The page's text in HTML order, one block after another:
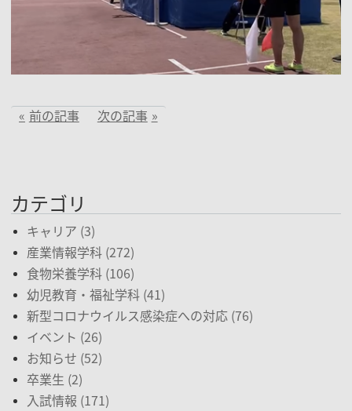
前の記事 次の記事
カテゴリ
キャリア (3)
産業情報学科 (272)
食物栄養学科 (106)
幼児教育・福祉学科 (41)
新型コロナウイルス感染症への対応 (76)
イベント (26)
お知らせ (52)
卒業生 (2)
入試情報 (171)